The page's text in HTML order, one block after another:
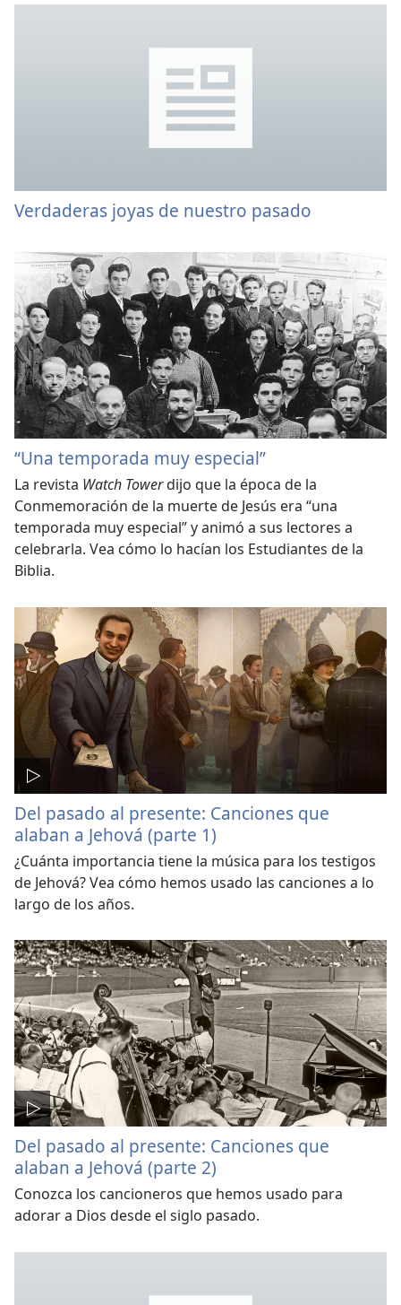
Verdaderas joyas de nuestro pasado
“Una temporada muy especial”
La revista Watch Towerdijo que la época de la
Conmemoración de la muerte de Jesús era “una
temporada muy especial” y animó a sus lectores a
celebrarla. Vea cómo lo hacían los Estudiantes de la
Biblia.
Del pasado al presente: Canciones que
alaban a Jehová (parte 1)
¿Cuánta importancia tiene la música para los testigos
de Jehová? Vea cómo hemos usado las canciones a lo
largo de los años.
Del pasado al presente: Canciones que
alaban a Jehová (parte 2)
Conozca los cancioneros que hemos usado para
adorar a Dios desde el siglo pasado.